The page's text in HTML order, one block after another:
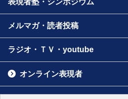
表現者塾・シンポジウム
メルマガ・読者投稿
ラジオ・ＴＶ・youtube
オンライン表現者